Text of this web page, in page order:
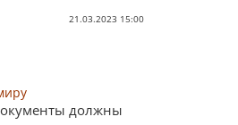
21.03.2023 15:00
должны